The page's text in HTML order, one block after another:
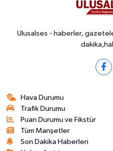
Ulusalses - haberler,
Hava Durumu
Trafik Durumu
Puan Durumu ve Fikstür
Tüm Manşetler
Son Dakika Haberleri